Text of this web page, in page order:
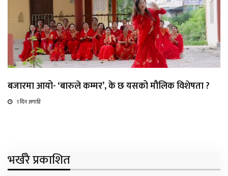
बजारमा आयो- ‘बारुले कम्मर’, के छ यसको मौलिक विशेषता ?
1 दिन अगाडि
भर्खरै प्रकाशित